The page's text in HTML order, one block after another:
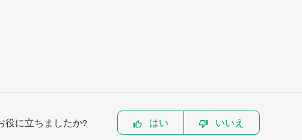
役に立ちましたか? はい いいえ